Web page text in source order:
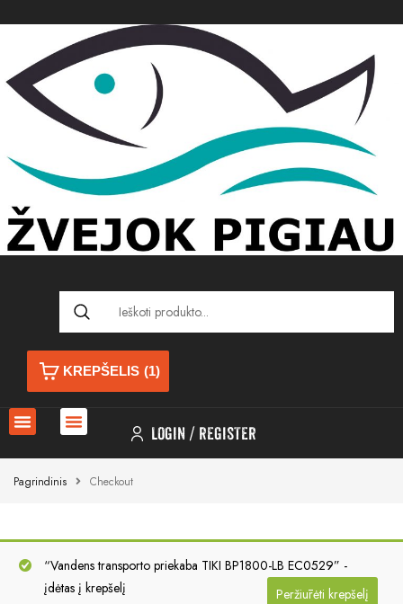
KREPŠELIS (1)
LOGIN REGISTER
Pagrindinis Checkout
“Vandens transporto priekaba TIKI BP1800-LB EC0529” -
įdėtas į krepšelį
Peržiūrėti krepšelį